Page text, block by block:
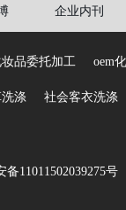
企业内刊
品委托加工 oem
涤 社会客衣洗涤
备11011502039275号